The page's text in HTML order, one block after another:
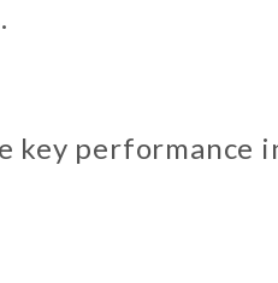
key performance